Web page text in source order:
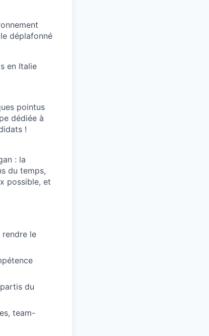
déplafonné
en Italie
pointus
dédiée à
!
: la
du temps,
possible, et
le
du
team-